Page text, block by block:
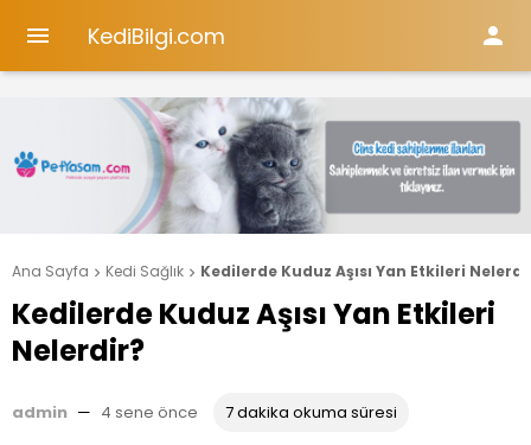
 KediBilgi.com 
Ana Sayfa  Kedi Sağlık  Kedilerde Kuduz Aşısı Yan Etkileri
Kedilerde Kuduz Aşısı Yan Etkileri
Nelerdir?
admin — 4 sene önce 7 dakika okuma süresi